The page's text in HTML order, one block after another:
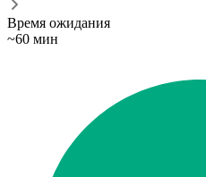
Время ожидания
~60 мин